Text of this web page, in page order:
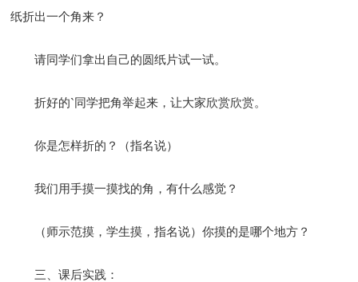
纸折出一个角来？
请同学们拿出自己的圆纸片试一试。
折好的`同学把角举起来，让大家欣赏欣赏。
你是怎样折的？（指名说）
我们用手摸一摸找的角，有什么感觉？
（师示范摸，学生摸，指名说）你摸的是哪个地方？
三、课后实践：